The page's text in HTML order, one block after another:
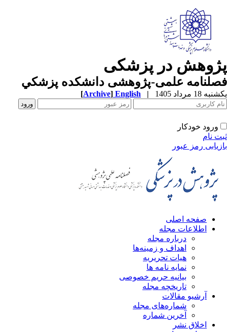
در پزشکی
علمی-پژوهشی دانشکده پزشکي
18 مرداد 1405 |
English
[Archive]
ورود خودکار
نام
رمز عبور
صفحه اصلی
اطلاعات مجله
درباره مجله
اهداف و زمینه‌ها
هیات تحریریه
نمایه نامه ها
بیانیه حریم خصوصی
تاریخچه مجله
آرشیو مقالات
شماره‌های مجله
آخرین شماره
اخلاق نشر